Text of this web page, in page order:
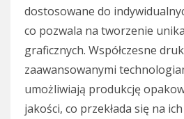
dostosowane do
co pozwala na tworzenie
graficznych. Współczesne
zaawansowanymi
umożliwiają produkcję
jakości, co przekłada się na